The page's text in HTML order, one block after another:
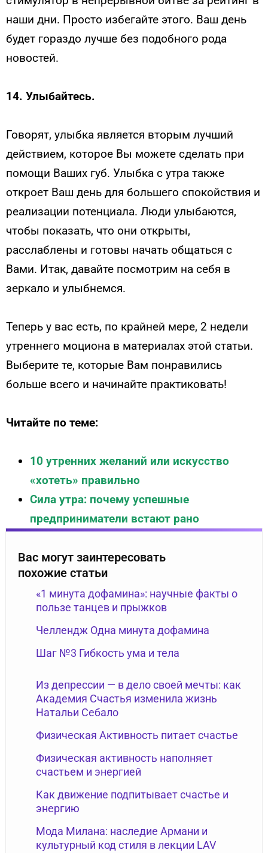
наши дни. Просто избегайте этого. Ваш день
будет гораздо лучше без подобного рода
новостей.
14. Улыбайтесь.
Говорят, улыбка является вторым лучший
действием, которое Вы можете сделать при
помощи Ваших губ. Улыбка с утра также
откроет Ваш ​​день для большего спокойствия и
реализации потенциала. Люди улыбаются,
чтобы показать, что они открыты,
расслаблены и готовы начать общаться с
Вами. Итак, давайте посмотрим на себя в
зеркало и улыбнемся.
Теперь у вас есть, по крайней мере, 2 недели
утреннего моциона в материалах этой статьи.
Выберите те, которые Вам понравились
больше всего и начинайте практиковать!
Читайте по теме:
10 утренних желаний или искусство
«хотеть» правильно
Сила утра: почему успешные
предприниматели встают рано
Вас могут заинтересовать
похожие статьи
«1 минута дофамина»: научные факты о
пользе танцев и прыжков
Челлендж Одна минута дофамина
Шаг №3 Гибкость ума и тела
Из депрессии — в дело своей мечты: как
Академия Счастья изменила жизнь
Натальи Себало
Физическая Активность питает счастье
Физическая активность наполняет
счастьем и энергией
Как движение подпитывает счастье и
энергию
Мода Милана: наследие Армани и
культурный код стиля в лекции LAV